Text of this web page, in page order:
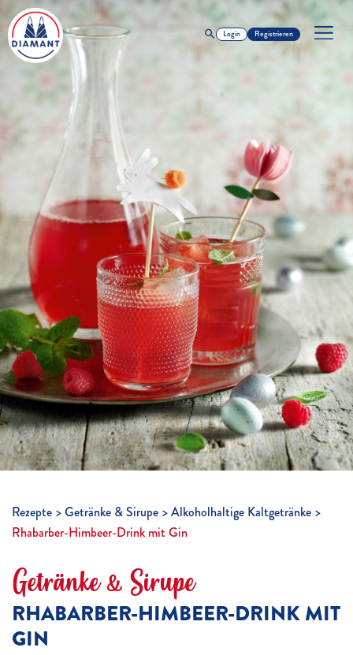
Login Registrieren
Rezepte Getränke & Sirupe
Alkoholhaltige Kaltgetränke
Rhabarber-Himbeer-Drink mit Gin
Getränke & Sirupe
RHABARBER-HIMBEER-DRINK MIT
GIN